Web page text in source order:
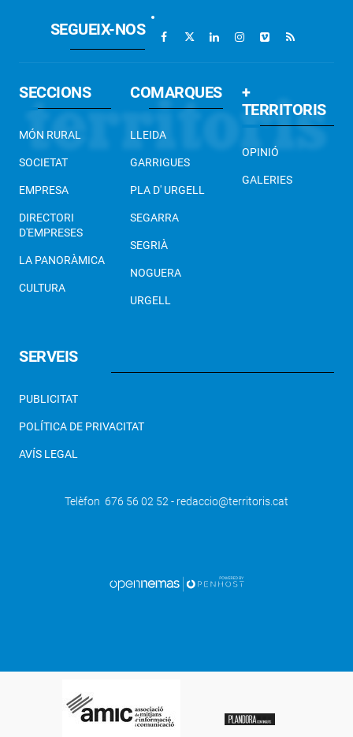
SEGUEIX-NOS
SECCIONS
MÓN RURAL
SOCIETAT
EMPRESA
DIRECTORI
D'EMPRESES
LA PANORÀMICA
CULTURA
COMARQUES
LLEIDA
GARRIGUES
PLA D' URGELL
SEGARRA
SEGRIÀ
NOGUERA
URGELL
+
TERRITORIS
OPINIÓ
GALERIES
SERVEIS
PUBLICITAT
POLÍTICA DE PRIVACITAT
AVÍS LEGAL
Telèfon 676 56 02 52 - redaccio@territoris.cat